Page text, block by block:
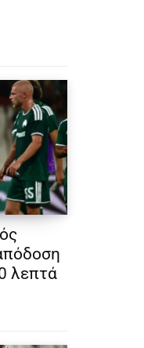
λεπτά